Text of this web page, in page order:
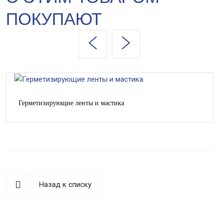
ПОКУПАЮТ
Герметизирующие ленты и мастика
Назад к списку